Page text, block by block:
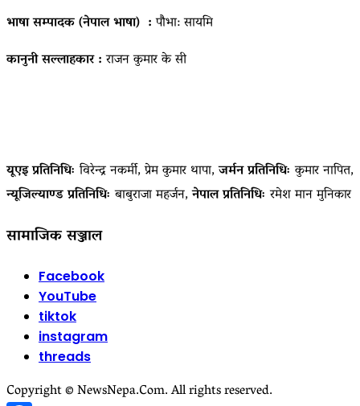
भाषा सम्पादक (नेपाल भाषा) :पौभा: सायमि
कानुनी सल्लाहकार :राजन कुमार के सी
यूएइ प्रतिनिधिः विरेन्द्र नकर्मी, प्रेम कुमार थापा,जर्मन प्रतिनिधिः कुमार नापित,
न्यूजिल्याण्ड प्रतिनिधिः बाबुराजा महर्जन,नेपाल प्रतिनिधिः रमेश मान मुनिकार
सामाजिक सञ्जाल
Facebook
YouTube
tiktok
instagram
threads
Copyright © NewsNepa.Com. All rights reserved.